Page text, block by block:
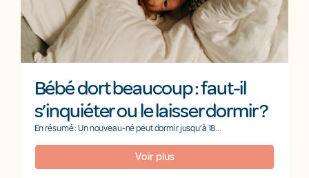
Bébé dort beaucoup : faut-il
s’inquiéter ou le laisser dormir ?
En résumé : Un nouveau-né peut dormir jusqu’à 18...
Voir plus